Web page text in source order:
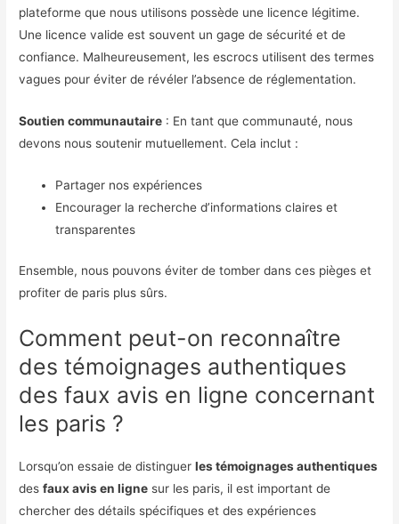
plateforme que nous utilisons possède une licence légitime.
Une licence valide est souvent un gage de sécurité et de
confiance. Malheureusement, les escrocs utilisent des termes
vagues pour éviter de révéler l’absence de réglementation.
Soutien communautaire : En tant que communauté, nous
devons nous soutenir mutuellement. Cela inclut :
Partager nos expériences
Encourager la recherche d’informations claires et
transparentes
Ensemble, nous pouvons éviter de tomber dans ces pièges et
profiter de paris plus sûrs.
Comment peut-on reconnaître
des témoignages authentiques
des faux avis en ligne concernant
les paris ?
Lorsqu’on essaie de distinguerles témoignages authentiques
desfaux avis en ligne sur les paris, il est important de
chercher des détails spécifiques et des expériences